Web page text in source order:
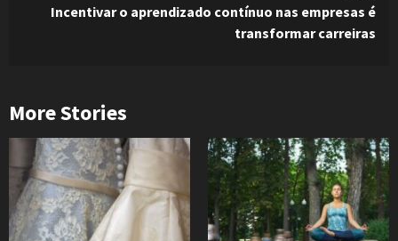
Incentivar o aprendizado contínuo nas empresas é
transformar carreiras
More Stories